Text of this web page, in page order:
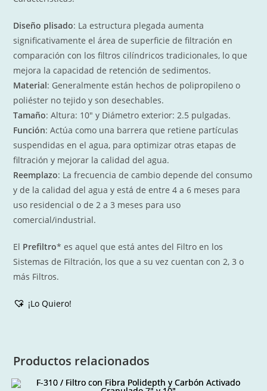
Diseño plisado: La estructura plegada aumenta
significativamente el área de superficie de filtración en
comparación con los filtros cilíndricos tradicionales, lo que
mejora la capacidad de retención de sedimentos.
Material: Generalmente están hechos de polipropileno o
poliéster no tejido y son desechables.
Tamaño: Altura: 10″ y Diámetro exterior: 2.5 pulgadas.
Función: Actúa como una barrera que retiene partículas
suspendidas en el agua, para optimizar otras etapas de
filtración y mejorar la calidad del agua.
Reemplazo: La frecuencia de cambio depende del consumo
y de la calidad del agua y está de entre 4 a 6 meses para
uso residencial o de 2 a 3 meses para uso
comercial/industrial.
El Prefiltro* es aquel que está antes del Filtro en los
Sistemas de Filtración, los que a su vez cuentan con 2, 3 o
más Filtros.
¡Lo Quiero!
Productos relacionados